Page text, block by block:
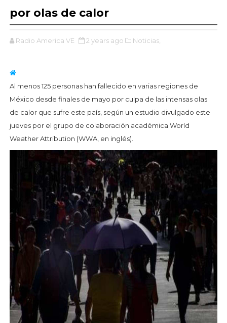
por olas de calor
Radio America VE 2 years ago Noticias,
Al menos 125 personas han fallecido en varias regiones de
México desde finales de mayo por culpa de las intensas olas
de calor que sufre este país, según un estudio divulgado este
jueves por el grupo de colaboración académica World
Weather Attribution (WWA, en inglés).